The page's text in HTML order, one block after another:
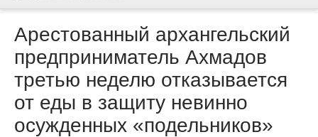
Арестованный архангельский
предприниматель Ахмадов
третью неделю отказывается
от еды в защиту невинно
осужденных «подельников»